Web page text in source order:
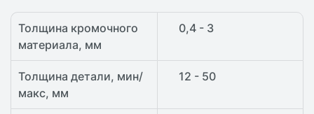
Толщина кромочного
материала, мм
0,4 - 3
Толщина детали, мин/
макс, мм
12 - 50